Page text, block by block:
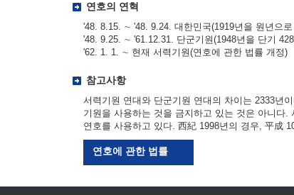
연호의 연혁
'48. 8.15. ∼ '48. 9.24. 대한민국(1919년을 원년으
'48. 9.25. ∼ '61.12.31. 단군기원(1948년을 단기
'62. 1. 1. ∼ 현재 서력기원(연호에 관한 법률 개정)
참고사항
서력기원 연대와 단군기원 연대의 차이는 2333년
기원을 사용하는 것을 금지하고 있는 것은 아니다
연호를 사용하고 있다. 西紀 1998년의 경우, 平成
연호에 관한 법률